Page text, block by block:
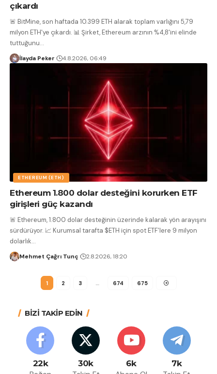
çıkardı
🚨 BitMine, son haftada 10.399 ETH alarak toplam varlığını 5,79
milyon ETH'ye çıkardı. 📊 Şirket, Ethereum arzının %4,8'ini elinde
tuttuğunu…
İlayda Peker 4.8.2026, 06:49
ETHEREUM (ETH)
Ethereum 1.800 dolar desteğini korurken ETF
girişleri güç kazandı
🚨 Ethereum, 1.800 dolar desteğinin üzerinde kalarak yön arayışını
sürdürüyor. 📈 Kurumsal tarafta $ETH için spot ETF’lere 9 milyon
dolarlık…
Mehmet Çağrı Tunç 2.8.2026, 18:20
1 2 3 … 674 675
BİZİ TAKİP EDİN
22k 30k 6k 7k